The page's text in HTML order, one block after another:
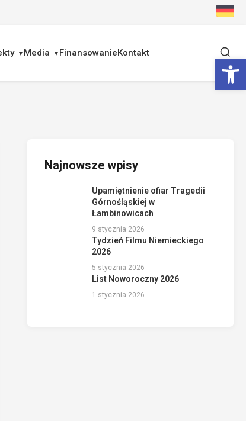
Media FinansowanieKontakt
Najnowsze wpisy
Upamiętnienie ofiar Tragedii
Górnośląskiej w
Łambinowicach
9 stycznia 2026
Tydzień Filmu Niemieckiego
2026
5 stycznia 2026
List Noworoczny 2026
1 stycznia 2026